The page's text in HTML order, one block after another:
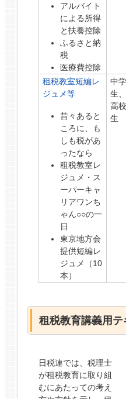
アルバイト
による所得
と扶養控除
ふるさと納
税
医療費控除
租税教室短編レ
ジュメ等
昔々あると
ころに、も
しも税があ
ったなら
租税教室レ
ジュメ・ス
ーパーキャ
リアワンち
ゃん○○の一
日
東京地方会
提供短編レ
ジュメ（10
本）
中学
生、
高校
生
租税教育講義用テ
日税連では、税理士
が租税教育に取り組
むにあたっての考え